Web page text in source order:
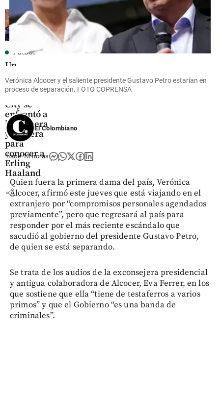
Fútbol
Un
aficionado
del
Manchester
City se
enfrentó a
la ceguera
y sordera
para
conocer a
Erling
Haaland
share
Verónica Alcocer y el saliente presidente Gustavo Petro estarían en
proceso de separación. FOTO COPRENSA
El Colombiano
hace 13 horas
Quien fuera la primera dama del país, Verónica
Alcocer, afirmó este jueves que está viajando en el
extranjero por “compromisos personales agendados
previamente”, pero que regresará al país para
responder por el más reciente escándalo que
sacudió al gobierno del presidente Gustavo Petro,
de quien se está separando.
Se trata de los audios de la exconsejera presidencial
y antigua colaboradora de Alcocer, Eva Ferrer, en los
que sostiene que ella “tiene de testaferros a varios
primos” y que el Gobierno “es una banda de
criminales”.